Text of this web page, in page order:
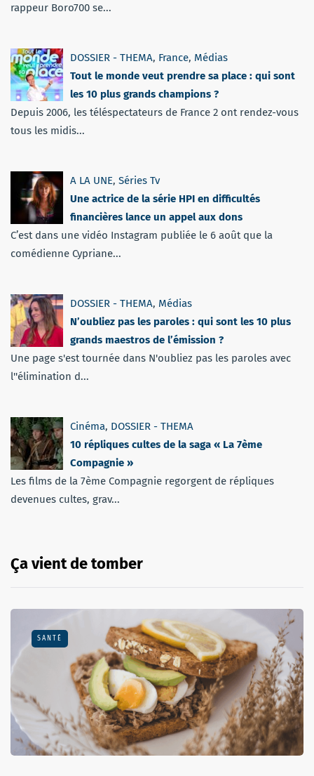
rappeur Boro700 se...
DOSSIER - THEMA, France, Médias
Tout le monde veut prendre sa place : qui sont
les 10 plus grands champions ?
Depuis 2006, les téléspectateurs de France 2 ont rendez-vous
tous les midis...
A LA UNE, Séries Tv
Une actrice de la série HPI en difficultés
financières lance un appel aux dons
C’est dans une vidéo Instagram publiée le 6 août que la
comédienne Cypriane...
DOSSIER - THEMA, Médias
N’oubliez pas les paroles : qui sont les 10 plus
grands maestros de l’émission ?
Une page s'est tournée dans N'oubliez pas les paroles avec
l''élimination d...
Cinéma, DOSSIER - THEMA
10 répliques cultes de la saga « La 7ème
Compagnie »
Les films de la 7ème Compagnie regorgent de répliques
devenues cultes, grav...
Ça vient de tomber
SANTÉ